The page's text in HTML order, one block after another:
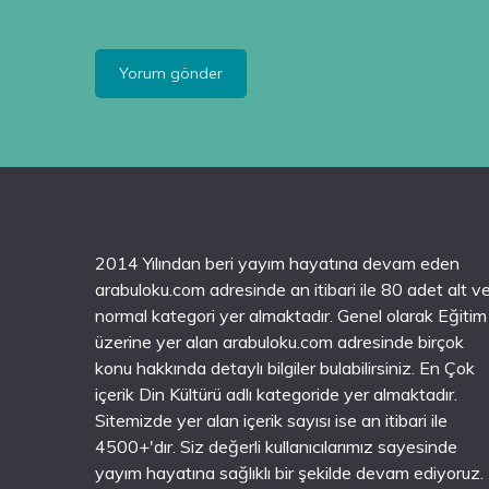
2014 Yılından beri yayım hayatına devam eden
arabuloku.com adresinde an itibari ile 80 adet alt
normal kategori yer almaktadır. Genel olarak Eğitim
üzerine yer alan arabuloku.com adresinde birçok
konu hakkında detaylı bilgiler bulabilirsiniz. En Çok
içerik Din Kültürü adlı kategoride yer almaktadır.
Sitemizde yer alan içerik sayısı ise an itibari ile
4500+'dır. Siz değerli kullanıcılarımız sayesinde
yayım hayatına sağlıklı bir şekilde devam ediyoruz.